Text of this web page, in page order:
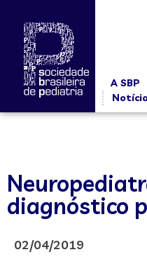
A SBP
diagnóstico
02/04/2019